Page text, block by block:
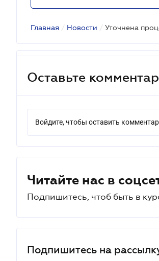
Главная / Новости /
Оставьте
Войдите, чтобы оставить
Читайте нас в
Подпишитесь, чтоб быть в
Подпишитесь на